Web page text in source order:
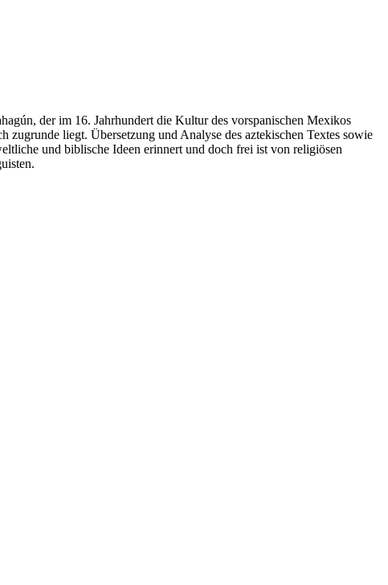
der im 16. Jahrhundert die Kultur des vorspanischen Mexikos
liegt. Übersetzung und Analyse des aztekischen Textes sowie
und biblische Ideen erinnert und doch frei ist von religiösen